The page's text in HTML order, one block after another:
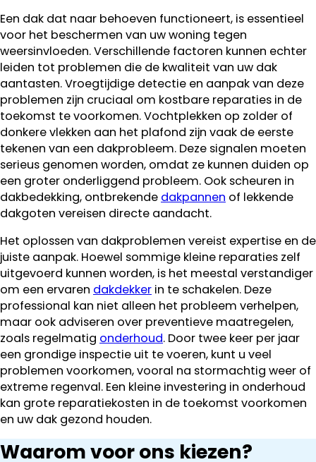
Een dak dat naar behoeven functioneert, is essentieel
voor het beschermen van uw woning tegen
weersinvloeden. Verschillende factoren kunnen echter
leiden tot problemen die de kwaliteit van uw dak
aantasten. Vroegtijdige detectie en aanpak van deze
problemen zijn cruciaal om kostbare reparaties in de
toekomst te voorkomen. Vochtplekken op zolder of
donkere vlekken aan het plafond zijn vaak de eerste
tekenen van een dakprobleem. Deze signalen moeten
serieus genomen worden, omdat ze kunnen duiden op
een groter onderliggend probleem. Ook scheuren in
dakbedekking, ontbrekende dakpannen of lekkende
dakgoten vereisen directe aandacht.
Het oplossen van dakproblemen vereist expertise en de
juiste aanpak. Hoewel sommige kleine reparaties zelf
uitgevoerd kunnen worden, is het meestal verstandiger
om een ervaren dakdekker in te schakelen. Deze
professional kan niet alleen het probleem verhelpen,
maar ook adviseren over preventieve maatregelen,
zoals regelmatig onderhoud. Door twee keer per jaar
een grondige inspectie uit te voeren, kunt u veel
problemen voorkomen, vooral na stormachtig weer of
extreme regenval. Een kleine investering in onderhoud
kan grote reparatiekosten in de toekomst voorkomen
en uw dak gezond houden.
Waarom voor ons kiezen?